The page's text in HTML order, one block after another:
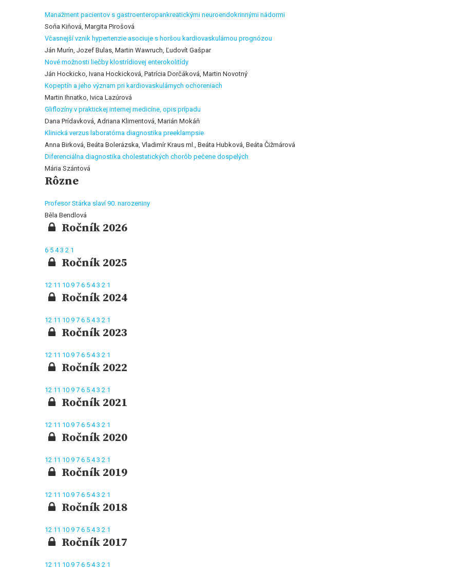
Manažment pacientov s gastroenteropankreatickými neuroendokrinnými nádormi
Soňa Kiňová, Margita Pirošová
Včasnejší vznik hypertenzie asociuje s horšou kardiovaskulárnou prognózou
Ján Murín, Jozef Bulas, Martin Wawruch, Ľudovít Gašpar
Nové možnosti liečby klostrídiovej enterokolitídy
Ján Hockicko, Ivana Hockicková, Patrícia Dorčáková, Martin Novotný
Kopeptín a jeho význam pri kardiovaskulárnych ochoreniach
Martin Ihnatko, Ivica Lazúrová
Gliflozíny v praktickej internej medicíne, opis prípadu
Dana Prídavková, Adriana Klimentová, Marián Mokáň
Klinická verzus laboratórna diagnostika preeklampsie
Anna Birková, Beáta Bolerázska, Vladimír Kraus ml., Beáta Hubková, Beáta Čižmárová
Diferenciálna diagnostika cholestatických chorôb pečene dospelých
Mária Szántová
Rôzne
Profesor Stárka slaví 90. narozeniny
Běla Bendlová
Ročník 2026
6 5 43 2 1
Ročník 2025
12 11 10 9 7 6 5 43 2 1
Ročník 2024
12 11 10 9 7 6 5 43 2 1
Ročník 2023
12 11 10 9 7 6 5 43 2 1
Ročník 2022
12 11 10 9 7 6 5 43 2 1
Ročník 2021
12 11 10 9 7 6 5 43 2 1
Ročník 2020
12 11 10 9 7 6 5 43 2 1
Ročník 2019
12 11 10 9 7 6 5 43 2 1
Ročník 2018
12 11 10 9 7 6 5 43 2 1
Ročník 2017
12 11 10 9 7 6 5 43 2 1